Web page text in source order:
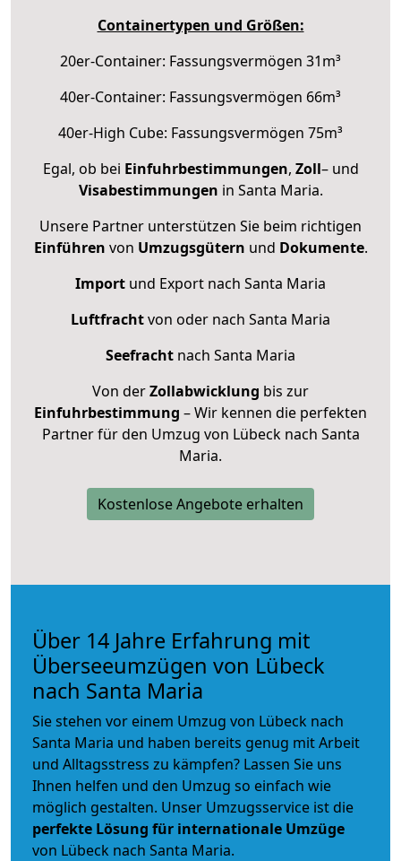
Containertypen und Größen:
20er-Container: Fassungsvermögen 31m³
40er-Container: Fassungsvermögen 66m³
40er-High Cube: Fassungsvermögen 75m³
Egal, ob bei Einfuhrbestimmungen, Zoll– und
Visabestimmungen in Santa Maria.
Unsere Partner unterstützen Sie beim richtigen
Einführen von Umzugsgütern und Dokumente.
Import und Export nach Santa Maria
Luftfrachtvon oder nach Santa Maria
Seefracht nach Santa Maria
Von derZollabwicklung bis zur
Einfuhrbestimmung – Wir kennen die perfekten
Partner für den Umzug von Lübeck nach Santa
Maria.
Kostenlose Angebote erhalten
Über 14 Jahre Erfahrung mit
Überseeumzügen von Lübeck
nach Santa Maria
Sie stehen vor einem Umzug von Lübeck nach
Santa Maria und haben bereits genug mit Arbeit
und Alltagsstress zu kämpfen? Lassen Sie uns
Ihnen helfen und den Umzug so einfach wie
möglich gestalten. Unser Umzugsservice ist die
perfekte Lösung für internationale Umzüge
von Lübeck nach Santa Maria.